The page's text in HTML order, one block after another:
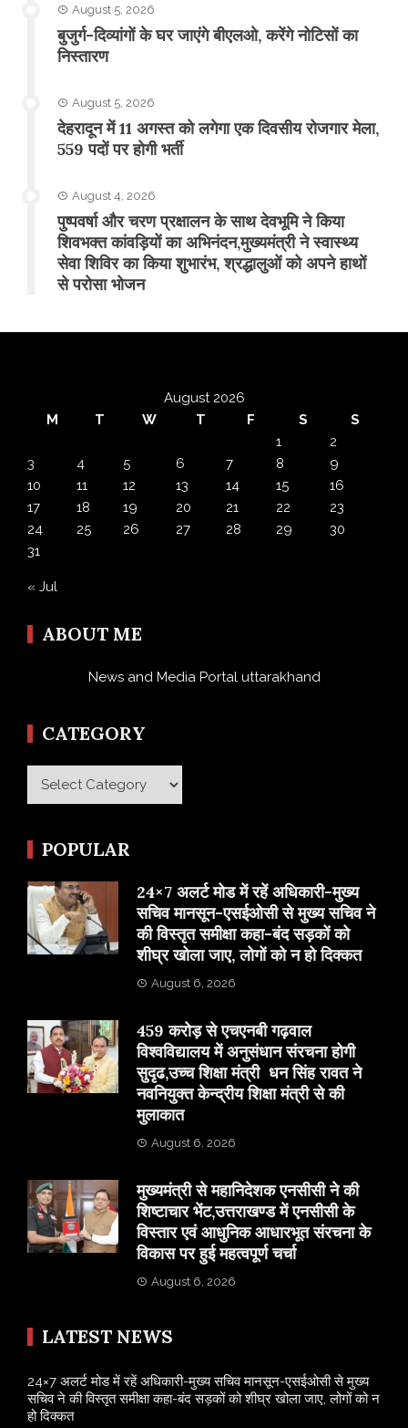
August 5, 2026
बुजुर्ग-दिव्यांगों के घर जाएंगे बीएलओ, करेंगे नोटिसों का
निस्तारण
August 5, 2026
​देहरादून में 11 अगस्त को लगेगा एक दिवसीय रोजगार मेला,
559 पदों पर होगी भर्ती
August 4, 2026
पुष्पवर्षा और चरण प्रक्षालन के साथ देवभूमि ने किया
शिवभक्त कांवड़ियों का अभिनंदन,मुख्यमंत्री ने स्वास्थ्य
सेवा शिविर का किया शुभारंभ, श्रद्धालुओं को अपने हाथों
से परोसा भोजन
August 2026
M
T W T F S
S
1
2
3
4 5 6 7 8
9
10
11 12 13 14 15
16
17
18 19 20 21 22
23
24
25 26 27 28 29
30
31
« Jul
ABOUT ME
News and Media Portal uttarakhand
CATEGORY
Category
POPULAR
24×7 अलर्ट मोड में रहें अधिकारी-मुख्य
सचिव मानसून-एसईओसी से मुख्य सचिव ने
की विस्तृत समीक्षा कहा-बंद सड़कों को
शीघ्र खोला जाए, लोगों को न हो दिक्कत
August 6, 2026
459 करोड़ से एचएनबी गढ़वाल
विश्वविद्यालय में अनुसंधान संरचना होगी
सुदृढ,उच्च शिक्षा मंत्री धन सिंह रावत ने
नवनियुक्त केन्द्रीय शिक्षा मंत्री से की
मुलाकात
August 6, 2026
मुख्यमंत्री से महानिदेशक एनसीसी ने की
शिष्टाचार भेंट,उत्तराखण्ड में एनसीसी के
विस्तार एवं आधुनिक आधारभूत संरचना के
विकास पर हुई महत्वपूर्ण चर्चा
August 6, 2026
LATEST NEWS
24×7 अलर्ट मोड में रहें अधिकारी-मुख्य सचिव मानसून-एसईओसी से मुख्य
सचिव ने की विस्तृत समीक्षा कहा-बंद सड़कों को शीघ्र खोला जाए, लोगों को न
हो दिक्कत